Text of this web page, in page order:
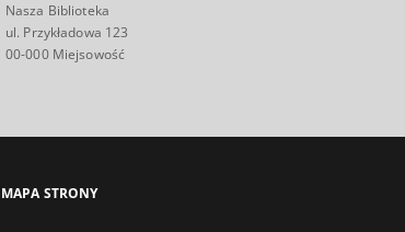
Nasza Biblioteka
ul. Przykładowa 123
00-000 Miejsowość
MAPA STRONY